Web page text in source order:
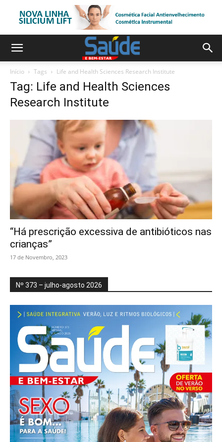
Início Tags Life and Health Sciences Research Institute
Tag: Life and Health Sciences
Research Institute
“Há prescrição excessiva de antibióticos nas
crianças”
17 de Novembro, 2023
Nº 373 – julho-agosto 2026